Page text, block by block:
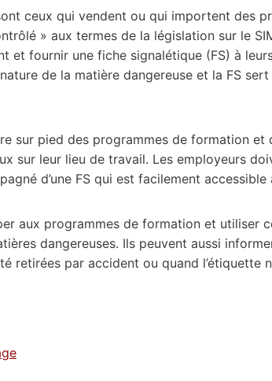
ceux qui vendent ou qui importent des
» aux termes de la législation sur le
et fournir une fiche signalétique (FS) à
de la matière dangereuse et la FS
sur pied des programmes de formation et
sur leur lieu de travail. Les employeurs
d’une FS qui est facilement accessible
aux programmes de formation et utiliser
dangereuses. Ils peuvent aussi
retirées par accident ou quand l’étiquette